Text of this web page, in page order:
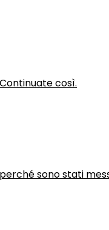
così.
sono stati